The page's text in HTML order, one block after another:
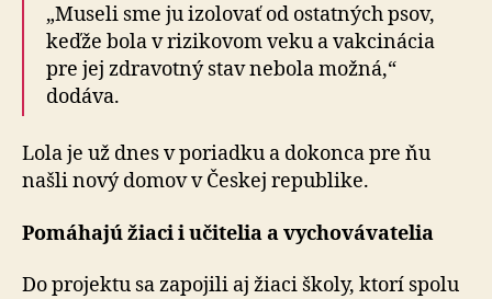
„Museli sme ju izolovať od ostatných psov,
keďže bola v rizikovom veku a vakcinácia
pre jej zdravotný stav nebola možná,“
dodáva.
Lola je už dnes v poriadku a dokonca pre ňu
našli nový domov v Českej republike.
Pomáhajú žiaci i učitelia a vychovávatelia
Do projektu sa zapojili aj žiaci školy, ktorí spolu